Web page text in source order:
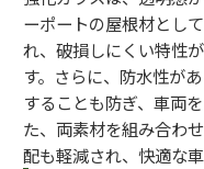
ーポートの屋根材とし
れ、破損しにくい特性
す。さらに、防水性が
することも防ぎ、車両
た、両素材を組み合わ
配も軽減され、快適な